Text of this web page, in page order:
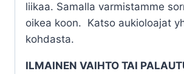
liikaa. Samalla varmistamme
oikea koon. Katso aukioloajat
kohdasta.
ILMAINEN VAIHTO TAI